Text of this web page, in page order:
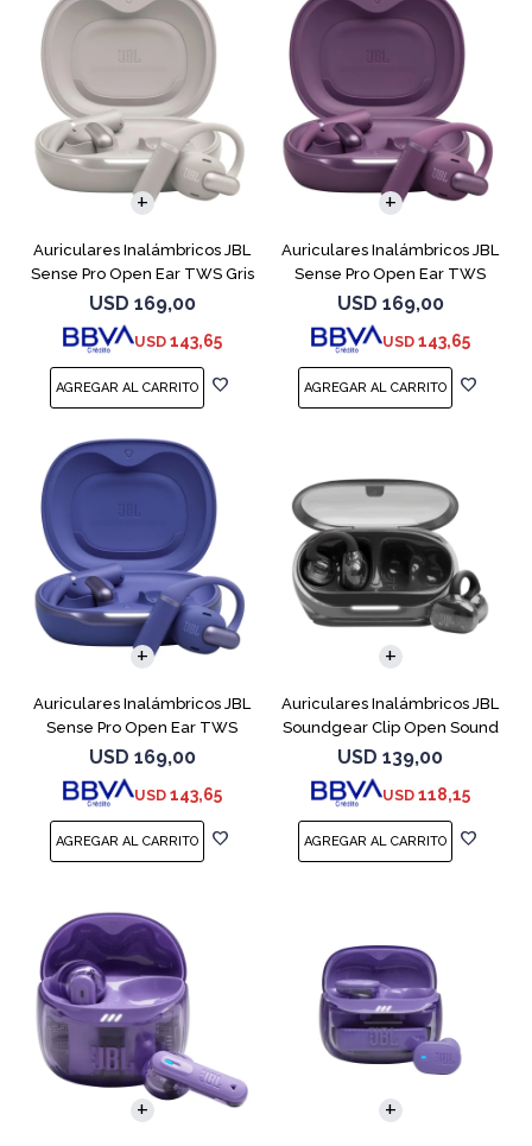
Auriculares Inalámbricos JBL
Sense Pro Open Ear TWS Gris
USD 169,00
USD 143,65
Auriculares Inalámbricos JBL
Sense Pro Open Ear TWS
Purple
USD 169,00
USD 143,65
Auriculares Inalámbricos JBL
Sense Pro Open Ear TWS
Azul
USD 169,00
USD 143,65
Auriculares Inalámbricos JBL
Soundgear Clip Open Sound
Negro
USD 139,00
USD 118,15